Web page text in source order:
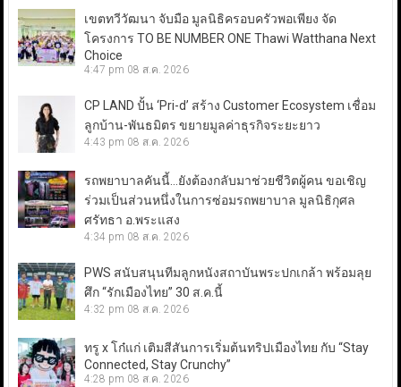
เขตทวีวัฒนา จับมือ มูลนิธิครอบครัวพอเพียง จัด
โครงการ TO BE NUMBER ONE Thawi Watthana Next
Choice
4:47 pm 08 ส.ค. 2026
CP LAND ปั้น ‘Pri-d’ สร้าง Customer Ecosystem เชื่อม
ลูกบ้าน-พันธมิตร ขยายมูลค่าธุรกิจระยะยาว
4:43 pm 08 ส.ค. 2026
รถพยาบาลคันนี้…ยังต้องกลับมาช่วยชีวิตผู้คน ขอเชิญ
ร่วมเป็นส่วนหนึ่งในการซ่อมรถพยาบาล มูลนิธิกุศล
ศรัทธา อ.พระแสง
4:34 pm 08 ส.ค. 2026
PWS สนับสนุนทีมลูกหนังสถาบันพระปกเกล้า พร้อมลุย
ศึก “รักเมืองไทย” 30 ส.ค.นี้
4:32 pm 08 ส.ค. 2026
ทรู x โก๋แก่ เติมสีสันการเริ่มต้นทริปเมืองไทย กับ “Stay
Connected, Stay Crunchy”
4:28 pm 08 ส.ค. 2026